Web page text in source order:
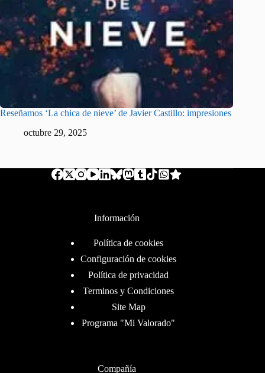
Reseñamos ‘La chica de nieve’ de Javier Castillo: impresiones
octubre 29, 2025
Información
Política de cookies
Configuración de cookies
Política de privacidad
Terminos y Condiciones
Site Map
Programa "Mi Valorado"
Compañía